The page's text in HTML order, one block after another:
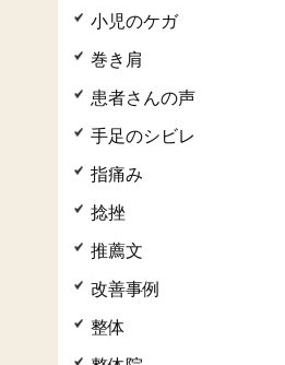
小児のケガ
巻き肩
患者さんの声
手足のシビレ
指痛み
捻挫
推薦文
改善事例
整体